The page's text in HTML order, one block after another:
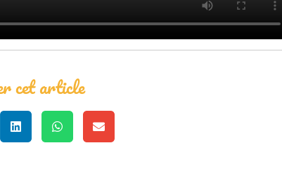
cet article